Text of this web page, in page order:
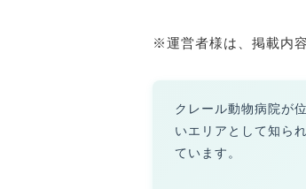
※運営者様は、掲載内
クレール動物病院が
いエリアとして知ら
ています。